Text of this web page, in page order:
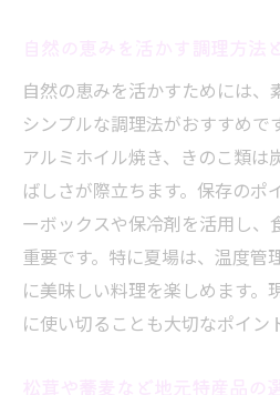
り
自然の恵みを活かすためには、
シンプルな調理法がおすすめで
アルミホイル焼き、きのこ類は
ばしさが際立ちます。保存のポ
ーボックスや保冷剤を活用し、
重要です。特に夏場は、温度管
に美味しい料理を楽しめます。
に使い切ることも大切なポイン